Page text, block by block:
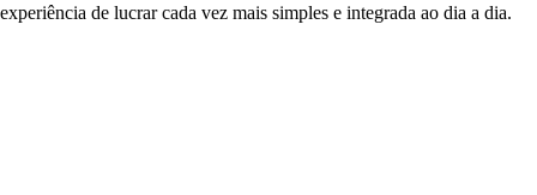
experiência de lucrar cada vez mais simples e integrada ao dia a dia.